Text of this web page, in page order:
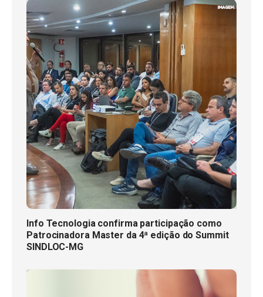
Info Tecnologia confirma participação como
Patrocinadora Master da 4ª edição do Summit
SINDLOC-MG